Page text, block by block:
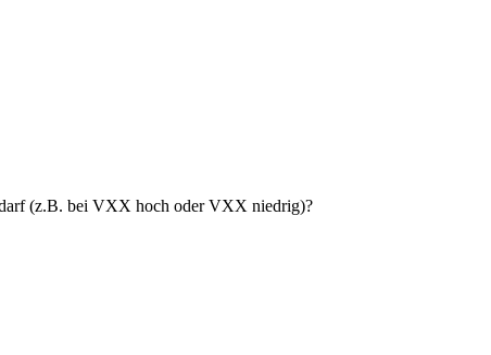
(z.B. bei VXX hoch oder VXX niedrig)?